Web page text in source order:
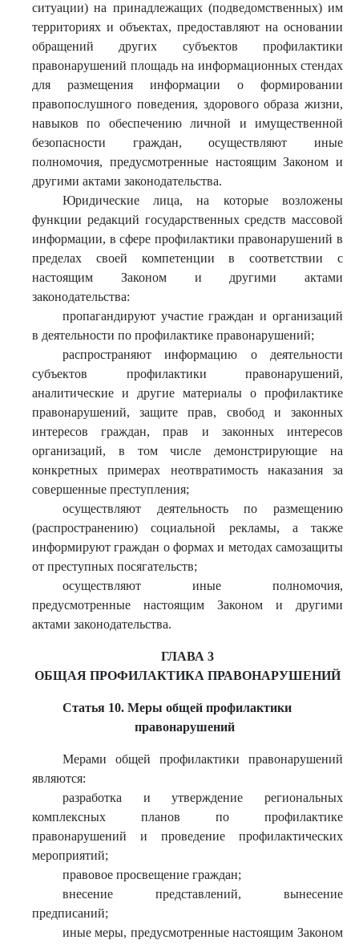
ситуации) на принадлежащих (подведомственных) им
территориях и объектах, предоставляют на основании
обращений других субъектов профилактики
правонарушений площадь на информационных стендах
для размещения информации о формировании
правопослушного поведения, здорового образа жизни,
навыков по обеспечению личной и имущественной
безопасности граждан, осуществляют иные
полномочия, предусмотренные настоящим Законом и
другими актами законодательства.
Юридические лица, на которые возложены
функции редакций государственных средств массовой
информации, в сфере профилактики правонарушений в
пределах своей компетенции в соответствии с
настоящим Законом и другими актами
законодательства:
пропагандируют участие граждан и организаций
в деятельности по профилактике правонарушений;
распространяют информацию о деятельности
субъектов профилактики правонарушений,
аналитические и другие материалы о профилактике
правонарушений, защите прав, свобод и законных
интересов граждан, прав и законных интересов
организаций, в том числе демонстрирующие на
конкретных примерах неотвратимость наказания за
совершенные преступления;
осуществляют деятельность по размещению
(распространению) социальной рекламы, а также
информируют граждан о формах и методах самозащиты
от преступных посягательств;
осуществляют иные полномочия,
предусмотренные настоящим Законом и другими
актами законодательства.
ГЛАВА 3
ОБЩАЯ ПРОФИЛАКТИКА ПРАВОНАРУШЕНИЙ
Статья 10. Меры общей профилактики
правонарушений
Мерами общей профилактики правонарушений
являются:
разработка и утверждение региональных
комплексных планов по профилактике
правонарушений и проведение профилактических
мероприятий;
правовое просвещение граждан;
внесение представлений, вынесение
предписаний;
иные меры, предусмотренные настоящим Законом